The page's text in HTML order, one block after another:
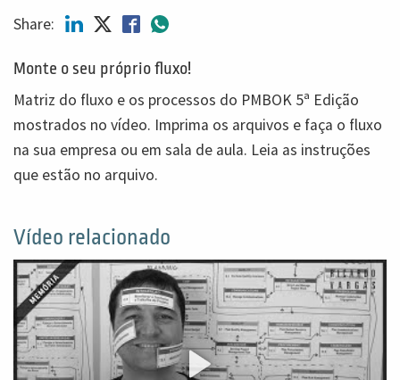
Share:
Monte o seu próprio fluxo!
Matriz do fluxo e os processos do PMBOK 5ª Edição
mostrados no vídeo. Imprima os arquivos e faça o fluxo
na sua empresa ou em sala de aula. Leia as instruções
que estão no arquivo.
Vídeo relacionado